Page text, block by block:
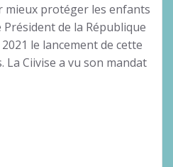
mieux protéger les enfants
de la République
le lancement de cette
Ciivise a vu son mandat